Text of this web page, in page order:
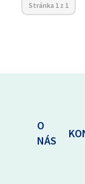
Stránka 1 z 1
O
NÁS